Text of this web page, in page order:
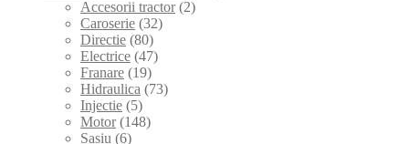
Accesorii tractor (2)
Caroserie (32)
Directie (80)
Electrice (47)
Franare (19)
Hidraulica (73)
Injectie (5)
Motor (148)
Sasiu (6)